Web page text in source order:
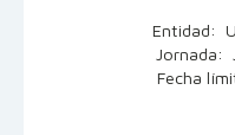
Entidad:
Jornada:
Fecha